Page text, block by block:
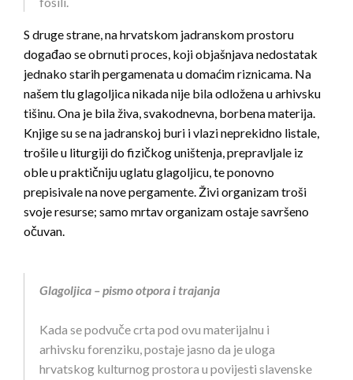
S druge strane, na hrvatskom jadranskom prostoru
događao se obrnuti proces, koji objašnjava nedostatak
jednako starih pergamenata u domaćim riznicama. Na
našem tlu glagoljica nikada nije bila odložena u arhivsku
tišinu. Ona je bila živa, svakodnevna, borbena materija.
Knjige su se na jadranskoj buri i vlazi neprekidno listale,
trošile u liturgiji do fizičkog uništenja, prepravljale iz
oble u praktičniju uglatu glagoljicu, te ponovno
prepisivale na nove pergamente. Živi organizam troši
svoje resurse; samo mrtav organizam ostaje savršeno
očuvan.
Glagoljica – pismo otpora i trajanja
Kada se podvuče crta pod ovu materijalnu i
arhivsku forenziku, postaje jasno da je uloga
hrvatskog kulturnog prostora u povijesti slavenske